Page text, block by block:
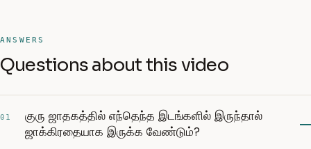
ANSWERS
Questions about this video
01
குரு ஜாதகத்தில் எந்தெந்த இடங்களில் இருந்தால்
ஜாக்கிரதையாக இருக்க வேண்டும்?